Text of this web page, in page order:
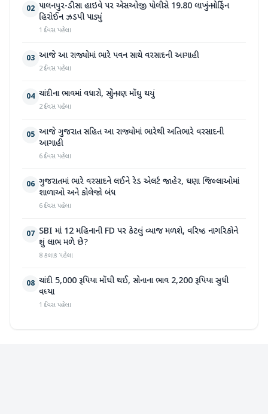
02 પાલનપુર-ડીસા હાઇવે પર એસઓજી પોલીસે 19.80 લાખનું મોર્ફિન
હિરોઈન ઝડપી પાડ્યું
1 દિવસ પહેલા
03 આજે આ રાજ્યોમાં ભારે પવન સાથે વરસાદની આગાહી
2 દિવસ પહેલા
04 ચાંદીના ભાવમાં વધારો, સોનું પણ મોંઘુ થયું
2 દિવસ પહેલા
05 આજે ગુજરાત સહિત આ રાજ્યોમાં ભારેથી અતિભારે વરસાદની
આગાહી
6 દિવસ પહેલા
06 ગુજરાતમાં ભારે વરસાદને લઈને રેડ એલર્ટ જાહેર, ઘણા જિલ્લાઓમાં
શાળાઓ અને કોલેજો બંધ
6 દિવસ પહેલા
07 SBI માં 12 મહિનાની FD પર કેટલું વ્યાજ મળશે, વરિષ્ઠ નાગરિકોને
શું લાભ મળે છે?
8 કલાક પહેલા
08 ચાંદી 5,000 રૂપિયા મોંઘી થઈ, સોનાના ભાવ 2,200 રૂપિયા સુધી
વધ્યા
1 દિવસ પહેલા